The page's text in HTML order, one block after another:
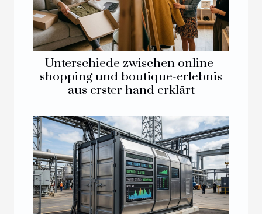
Unterschiede zwischen online-
shopping und boutique-erlebnis
aus erster hand erklärt